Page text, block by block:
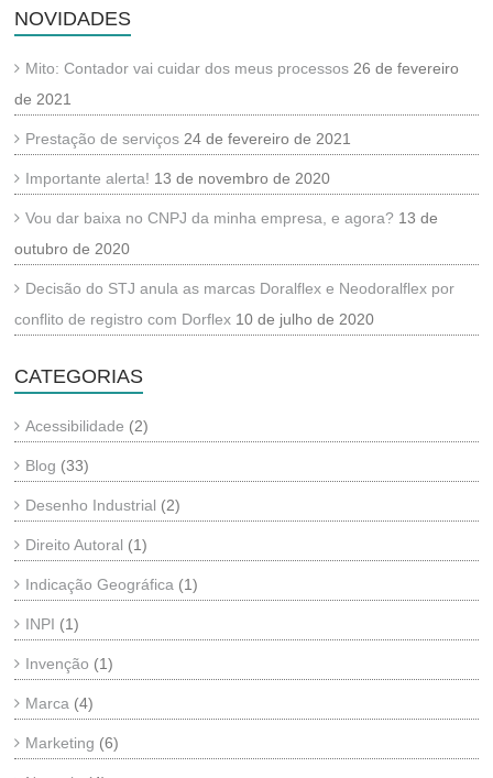
NOVIDADES
Mito: Contador vai cuidar dos meus processos 26 de fevereiro
de 2021
Prestação de serviços 24 de fevereiro de 2021
Importante alerta! 13 de novembro de 2020
Vou dar baixa no CNPJ da minha empresa, e agora? 13 de
outubro de 2020
Decisão do STJ anula as marcas Doralflex e Neodoralflex por
conflito de registro com Dorflex 10 de julho de 2020
CATEGORIAS
Acessibilidade (2)
Blog (33)
Desenho Industrial (2)
Direito Autoral (1)
Indicação Geográfica (1)
INPI (1)
Invenção (1)
Marca (4)
Marketing (6)